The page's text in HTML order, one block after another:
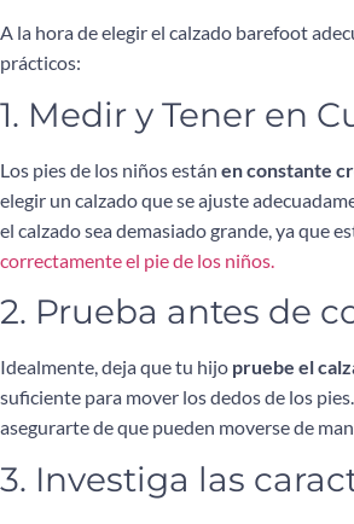
A la hora de elegir el calzado barefoot
prácticos:
1. Medir y Tener en
Los pies de los niños están en constante
elegir un calzado que se ajuste
el calzado sea demasiado grande, ya que
correctamente el pie de los niños.
2. Prueba antes de
Idealmente, deja que tu hijo pruebe el
suficiente para mover los dedos de los
asegurarte de que pueden moverse de
3. Investiga las